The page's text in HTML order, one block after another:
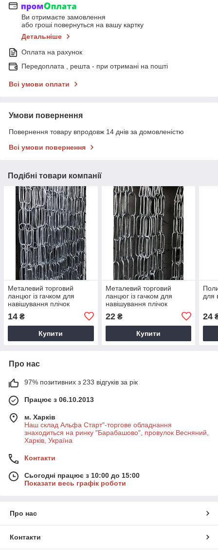
Ви отримаєте замовлення
або гроші повернуться на вашу картку
Детальніше
Оплата на рахунок
Передоплата , решта - при отримані на пошті
Всі умови оплати
Умови повернення
Повернення товару впродовж 14 днів за домовленістю
Всі умови повернення
Подібні товари компанії
Металевий торговий
ланцюг із гачком для
навішування плічок
14 ₴
Купити
Металевий торговий
ланцюг із гачком для
навішування плічок
22₴
Купити
для
24
Про нас
97% позитивних з 233 відгуків за рік
Працює з 06.10.2013
м. Харків
Наш склад Альфа Старт"-торгове обладнання
знаходиться на ринку "Барабашово", провулок Весняний,
Харків, Україна
Контакти
Сьогодні працює з 10:00 до 15:00
Показати весь графік роботи
Про нас
Контакти